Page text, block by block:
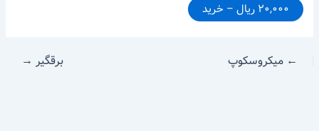
۲۰,۰۰۰ ریال – خرید
← میکروسکوپ برقگیر →